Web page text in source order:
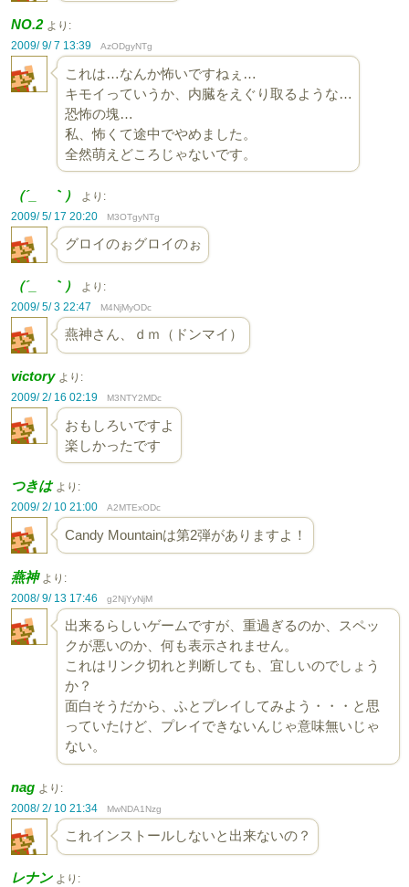
NO.2 より:
2009/ 9/ 7 13:39
AzODgyNTg
これは…なんか怖いですねぇ…
キモイっていうか、内臓をえぐり取るような…
恐怖の塊…
私、怖くて途中でやめました。
全然萌えどころじゃないです。
（´_ゝ｀）
より:
2009/ 5/ 17 20:20
M3OTgyNTg
グロイのぉグロイのぉ
（´_ゝ｀）
より:
2009/ 5/ 3 22:47
M4NjMyODc
燕神さん、ｄｍ（ドンマイ）
victory より:
2009/ 2/ 16 02:19
M3NTY2MDc
おもしろいですよ
楽しかったです
つきは より:
2009/ 2/ 10 21:00
A2MTExODc
Candy Mountainは第2弾がありますよ！
燕神 より:
2008/ 9/ 13 17:46
g2NjYyNjM
出来るらしいゲームですが、重過ぎるのか、スペッ
クが悪いのか、何も表示されません。
これはリンク切れと判断しても、宜しいのでしょう
か？
面白そうだから、ふとプレイしてみよう・・・と思
っていたけど、プレイできないんじゃ意味無いじゃ
ない。
nag より:
2008/ 2/ 10 21:34
MwNDA1Nzg
これインストールしないと出来ないの？
レナン より: